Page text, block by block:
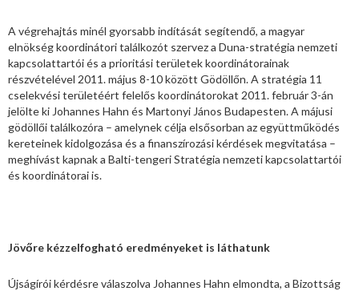
A végrehajtás minél gyorsabb indítását segítendő, a magyar
elnökség koordinátori találkozót szervez a Duna-stratégia nemzeti
kapcsolattartói és a prioritási területek koordinátorainak
részvételével 2011. május 8-10 között Gödöllőn. A stratégia 11
cselekvési területéért felelős koordinátorokat 2011. február 3-án
jelölte ki Johannes Hahn és Martonyi János Budapesten. A májusi
gödöllői találkozóra – amelynek célja elsősorban az együttműködés
kereteinek kidolgozása és a finanszírozási kérdések megvitatása –
meghívást kapnak a Balti-tengeri Stratégia nemzeti kapcsolattartói
és koordinátorai is.
Jövőre kézzelfogható eredményeket is láthatunk
Újságírói kérdésre válaszolva Johannes Hahn elmondta, a Bizottság